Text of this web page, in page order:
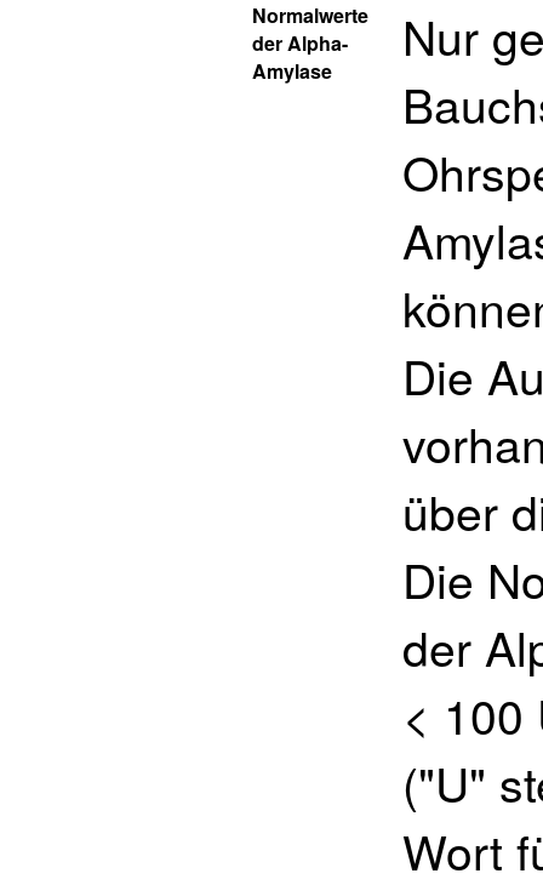
Normalwerte
der Alpha-
Amylase
Nur
Die
über
Die
der
< 100
("U"
Wort